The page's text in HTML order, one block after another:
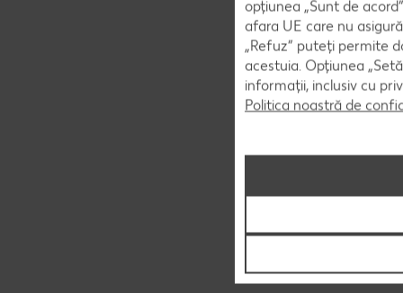
opțiunea „Sunt de
afara UE care nu
„Refuz” puteți permite
acestuia. Opțiunea
informații, inclusiv cu
Politica noastră de